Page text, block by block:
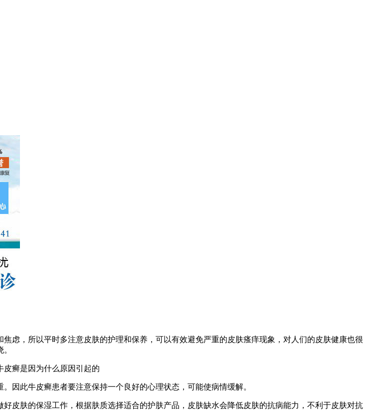
虑，所以平时多注意皮肤的护理和保养，可以有效避免严重的皮肤瘙痒现象，对人们的皮肤健康也很
因此牛皮癣患者要注意保持一个良好的心理状态，可能使病情缓解。
皮肤的保湿工作，根据肤质选择适合的护肤产品，皮肤缺水会降低皮肤的抗病能力，不利于皮肤对抗